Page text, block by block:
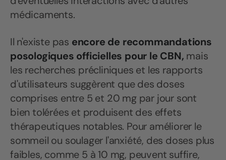
médicaments.
Il n'existe pas encore de recommandations
posologiques officielles pour le CBN, mais
les recherches précliniques et les rapports
d'utilisateurs suggèrent que des doses
comprises entre 5 et 20 mg par jour sont
bien tolérées et produisent des effets
thérapeutiques notables. Pour améliorer le
sommeil ou soulager l'anxiété, des doses plus
faibles, comme 5 à 10 mg, peuvent suffire,